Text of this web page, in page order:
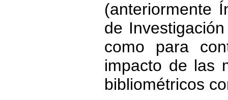
(anteriormente
de
como para
impacto de las
bibliométricos